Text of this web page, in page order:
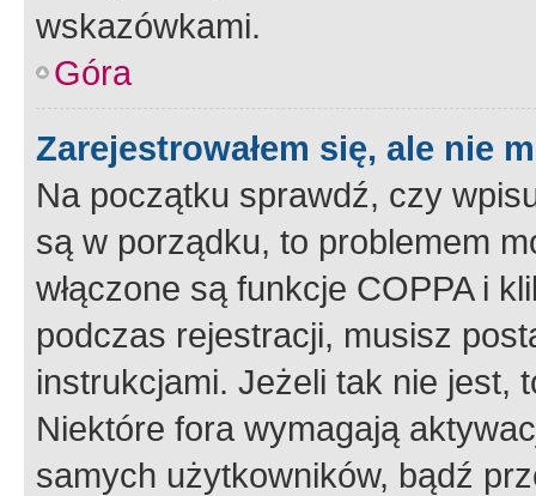
wskazówkami.
Góra
Zarejestrowałem się, ale nie
Na początku sprawdź, czy
są w porządku, to problemem
włączone są funkcje COPPA i
podczas rejestracji, musisz
instrukcjami. Jeżeli tak nie jest,
Niektóre fora wymagają
samych użytkowników, bądź